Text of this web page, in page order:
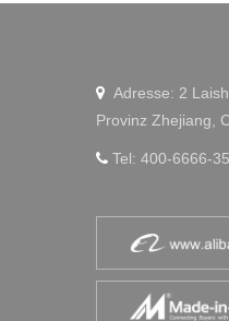
Adresse: 2
Provinz Zhejiang,
 Tel: 400-6666-